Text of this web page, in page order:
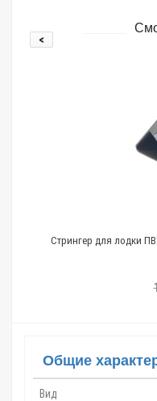
для лодки ПВХ, профиль А,
<
Общие
Вид